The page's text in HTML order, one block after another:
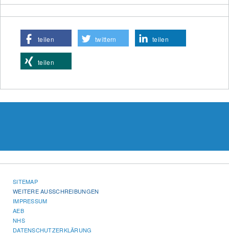
teilen twittern teilen
teilen
SITEMAP
WEITERE AUSSCHREIBUNGEN
IMPRESSUM
AEB
NHS
DATENSCHUTZERKLÄRUNG